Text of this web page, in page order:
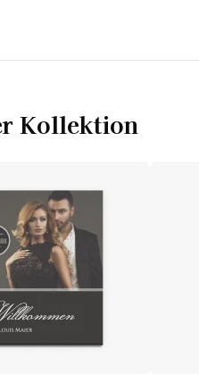
Kollektion